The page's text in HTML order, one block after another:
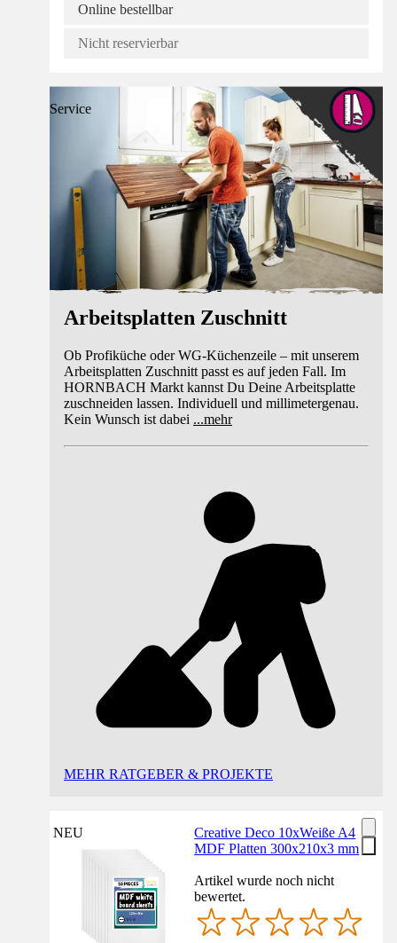
Online bestellbar
Nicht reservierbar
Service
Arbeitsplatten Zuschnitt
Ob Profiküche oder WG-Küchenzeile – mit unserem
Arbeitsplatten Zuschnitt passt es auf jeden Fall. Im
HORNBACH Markt kannst Du Deine Arbeitsplatte
zuschneiden lassen. Individuell und millimetergenau.
Kein Wunsch ist dabei ...mehr
MEHR RATGEBER & PROJEKTE
NEU
Creative Deco 10xWeiße A4
MDF Platten 300x210x3 mm
Artikel wurde noch nicht
bewertet.